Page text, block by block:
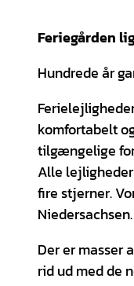
Feriegården
Hundrede år
komfortabelt
tilgængelige
Alle
fire stjerner.
Niedersachsen.
Der er masser
rid ud med de